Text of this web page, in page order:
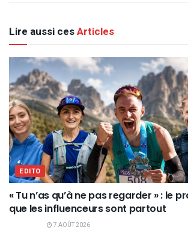
Lire aussi cesArticles
EDITO
« Tu n’as qu’à ne pas regarder » : le
que les influenceurs sont partout
7 AOÛT 2026